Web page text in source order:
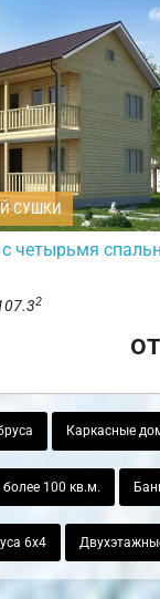
СУШКИ
четырьмя
2
Каркасные
100 кв.м.
6х4